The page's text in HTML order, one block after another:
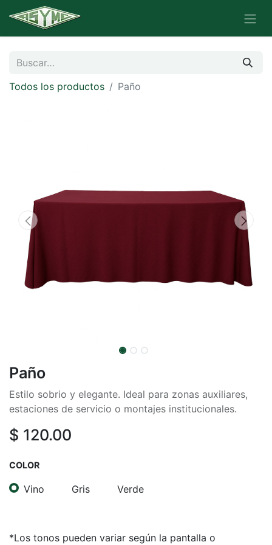
Todos los productos Paño
Paño
Estilo sobrio y elegante. Ideal para zonas auxiliares,
estaciones de servicio o montajes institucionales.
$ 120.00
COLOR
Vino Gris Verde
*Los tonos pueden variar según la pantalla o